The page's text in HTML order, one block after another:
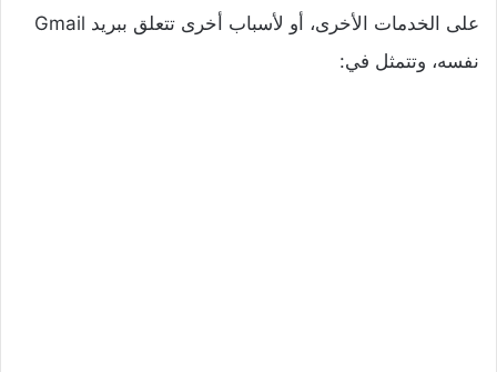
على الخدمات الأخرى، أو لأسباب أخرى تتعلق ببريد Gmail
نفسه، وتتمثل في: